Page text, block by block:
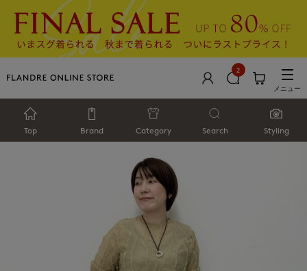
2
メニュー
Top Brand Category Search Styling